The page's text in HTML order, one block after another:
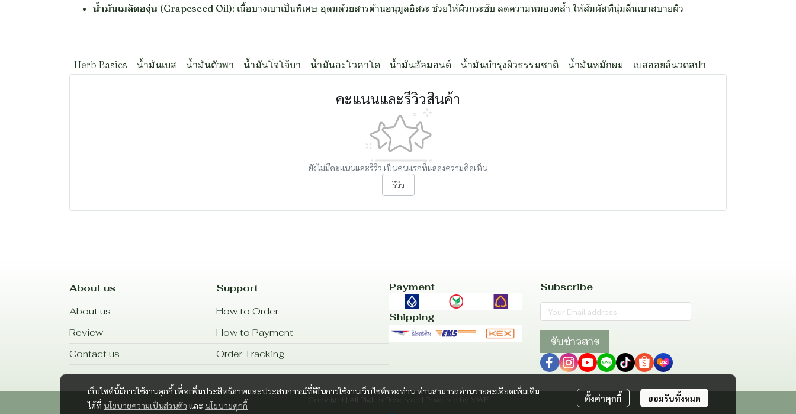
น้ำมันเมล็ดองุ่น (Grapeseed Oil): เนื้อบางเบาเป็นพิเศษ อุดมด้วยสารต้านอนุมูลอิสระ ช่วยให้ผิวกระชับ ลดความหมองคล้ำ ให้สัมผัสที่นุ่มลื่นเบาสบายผิว
Herb Basics น้ำมันเบส น้ำมันตัวพา น้ำมันโจโจ้บา น้ำมันอะโวคาโด น้ำมันอัลมอนด์ น้ำมันบำรุงผิวธรรมชาติ น้ำมันหมักผม เบสออยล์นวดสปา
คะแนนและรีวิวสินค้า
ยังไม่มีคะแนนและรีวิว เป็นคนแรกที่แสดงความคิดเห็น
รีวิว
เว็บไซต์นี้มีการใช้งานคุกกี้ เพื่อเพิ่มประสิทธิภาพและประสบการณ์ที่ดีในการใช้งานเว็บไซต์ของท่าน ท่านสามารถอ่านรายละเอียดเพิ่มเติม
ได้ที่ นโยบายความเป็นส่วนตัว และ นโยบายคุกกี้
ตั้งค่าคุกกี้ ยอมรับทั้งหมด
About us
About us
Review
Contact us
Support
How to Order
How to Payment
Order Tracking
Payment
Shipping
Subscribe
รับข่าวสาร
Copyright | All Rights Reserved | Powered by MWE